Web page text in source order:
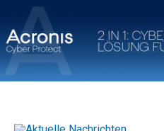
Inhalt
springen